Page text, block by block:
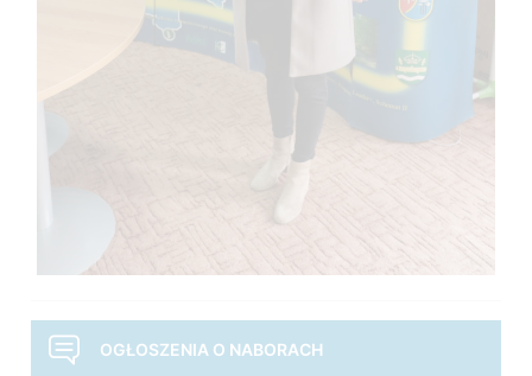
OGŁOSZENIA O NABORACH